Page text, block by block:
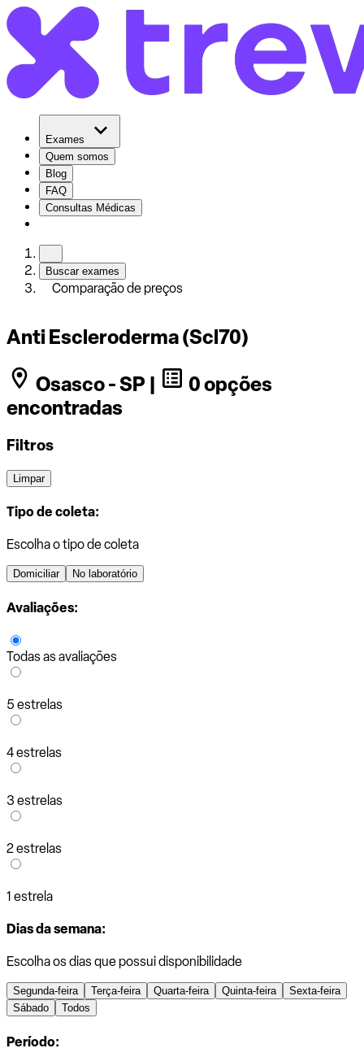
Exames
Quem somos
Blog
FAQ
Consultas Médicas
Buscar exames
Comparação de preços
Anti Escleroderma (Scl70)
Osasco - SP |
0 opções
encontradas
Filtros
Limpar
Tipo de coleta:
Escolha o tipo de coleta
Domiciliar No laboratório
Avaliações:
Todas as avaliações
5 estrelas
4 estrelas
3 estrelas
2 estrelas
1 estrela
Dias da semana:
Escolha os dias que possui disponibilidade
Segunda-feira Terça-feira Quarta-feira Quinta-feira
Sexta-feira
Sábado
Todos
Período: